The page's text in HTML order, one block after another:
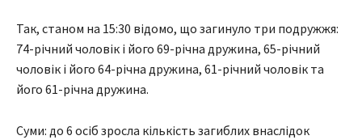
Так, станом на 15:30 відомо, що загинуло три подружжя:
74-річний чоловік і його 69-річна дружина, 65-річний
чоловік і його 64-річна дружина, 61-річний чоловік та
його 61-річна дружина.
Суми: до 6 осіб зросла кількість загиблих внаслідок